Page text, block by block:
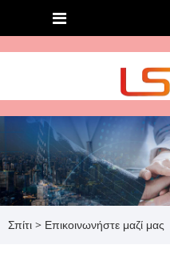
Σπίτι > Επικοινωνήστε μαζί μας